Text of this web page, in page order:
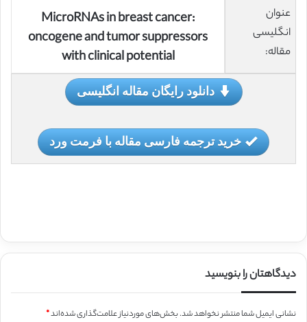
عنوان
انگلیسی
مقاله:
MicroRNAs in breast cancer:
oncogene and tumor suppressors
with clinical potential
دانلود رایگان مقاله انگلیسی
خرید ترجمه فارسی مقاله با فرمت ورد
دیدگاهتان را بنویسید
نشانی ایمیل شما منتشر نخواهد شد.بخش‌های موردنیاز علامت‌گذاری شده‌اند*